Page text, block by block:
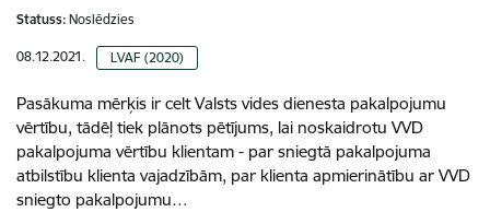
Statuss: Noslēdzies
08.12.2021. LVAF (2020)
Pasākuma mērķis ir celt Valsts vides dienesta pakalpojumu
vērtību, tādēļ tiek plānots pētījums, lai noskaidrotu VVD
pakalpojuma vērtību klientam - par sniegtā pakalpojuma
atbilstību klienta vajadzībām, par klienta apmierinātību ar VVD
sniegto pakalpojumu…